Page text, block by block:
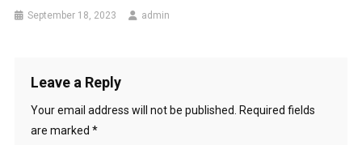
September 18, 2023 admin
Leave a Reply
Your email address will not be published.
Required fields
are marked *